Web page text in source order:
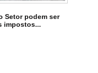
Setor podem ser
impostos...